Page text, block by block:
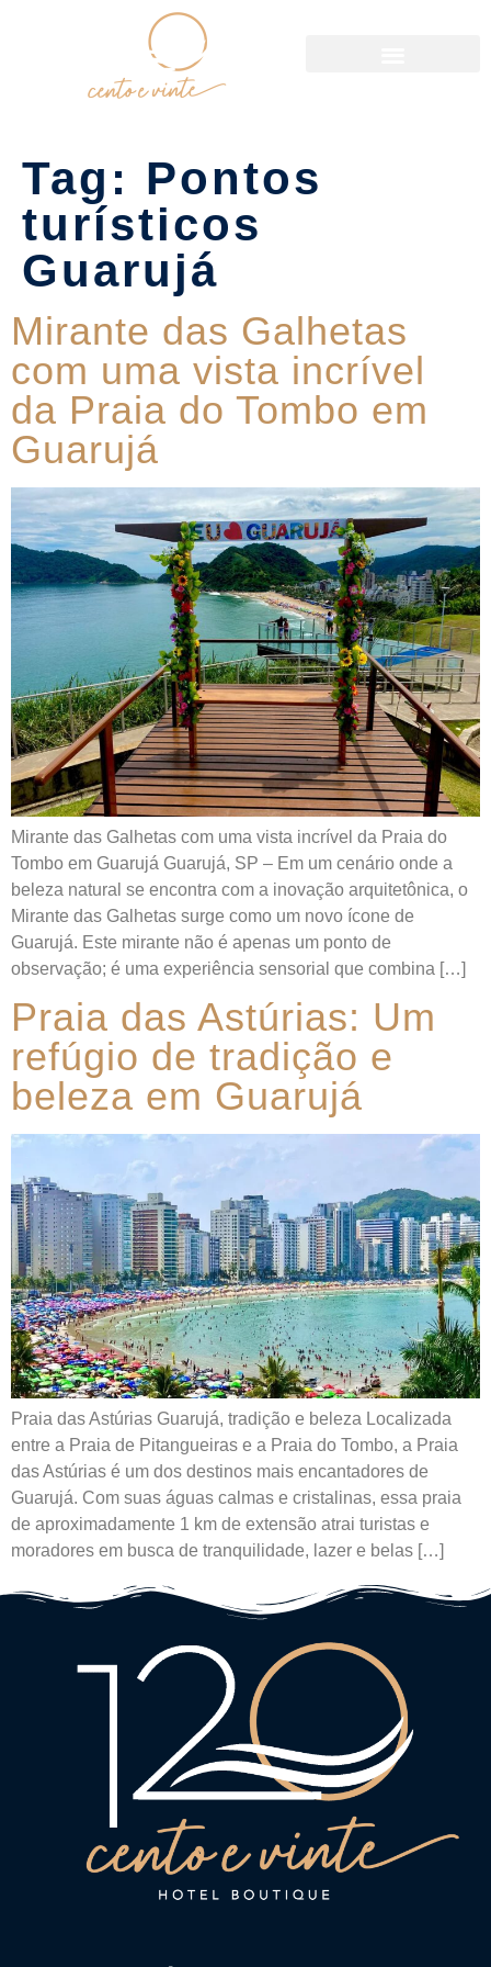
Tag: Pontos
turísticos
Guarujá
Mirante das Galhetas
com uma vista incrível
da Praia do Tombo em
Guarujá
Mirante das Galhetas com uma vista incrível da Praia do
Tombo em Guarujá Guarujá, SP – Em um cenário onde a
beleza natural se encontra com a inovação arquitetônica, o
Mirante das Galhetas surge como um novo ícone de
Guarujá. Este mirante não é apenas um ponto de
observação; é uma experiência sensorial que combina […]
Praia das Astúrias: Um
refúgio de tradição e
beleza em Guarujá
Praia das Astúrias Guarujá, tradição e beleza Localizada
entre a Praia de Pitangueiras e a Praia do Tombo, a Praia
das Astúrias é um dos destinos mais encantadores de
Guarujá. Com suas águas calmas e cristalinas, essa praia
de aproximadamente 1 km de extensão atrai turistas e
moradores em busca de tranquilidade, lazer e belas […]